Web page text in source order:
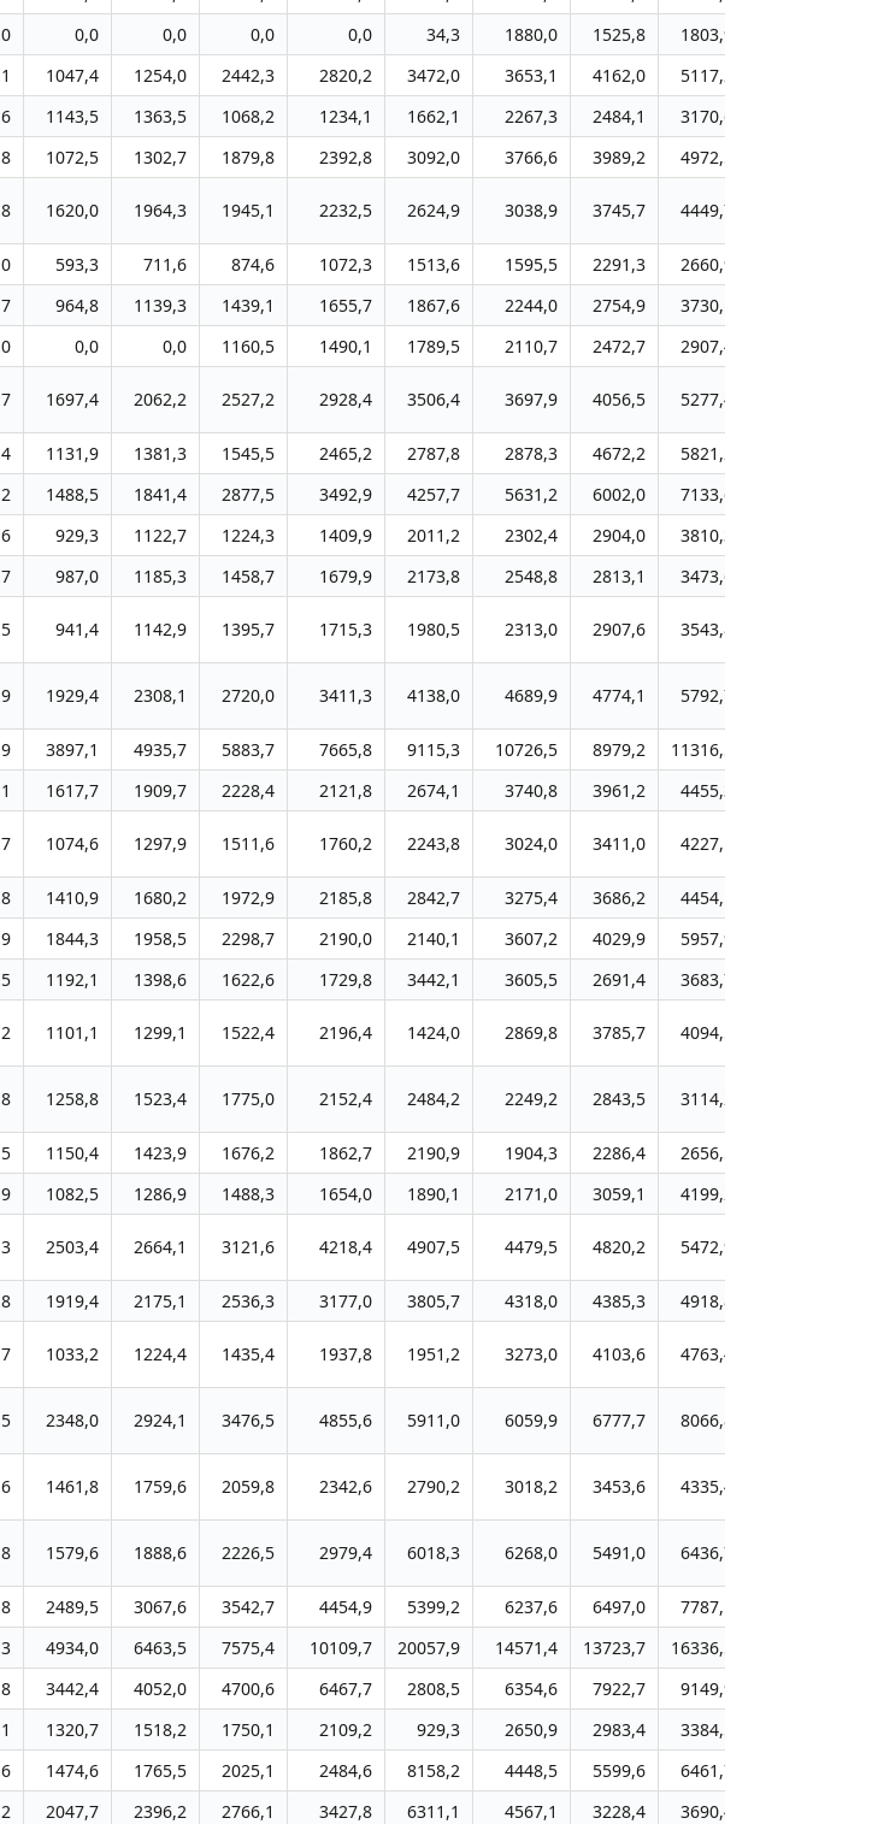
0,0 0,0 0,0 0,0 34,3 1880,0 1525,8 1803,9
1047,4 1254,0 2442,3 2820,2 3472,0 3653,1 4162,0 5117,2
1143,5 1363,5 1068,2 1234,1 1662,1 2267,3 2484,1 3170,6
1072,5 1302,7 1879,8 2392,8 3092,0 3766,6 3989,2 4972,5
1620,0 1964,3 1945,1 2232,5 2624,9 3038,9 3745,7 4449,7
593,3 711,6 874,6 1072,3 1513,6 1595,5 2291,3 2660,9
964,8 1139,3 1439,1 1655,7 1867,6 2244,0 2754,9 3730,1
0,0 0,0 1160,5 1490,1 1789,5 2110,7 2472,7 2907,4
1697,4 2062,2 2527,2 2928,4 3506,4 3697,9 4056,5 5277,4
1131,9 1381,3 1545,5 2465,2 2787,8 2878,3 4672,2 5821,2
1488,5 1841,4 2877,5 3492,9 4257,7 5631,2 6002,0 7133,6
929,3 1122,7 1224,3 1409,9 2011,2 2302,4 2904,0 3810,3
987,0 1185,3 1458,7 1679,9 2173,8 2548,8 2813,1 3473,6
941,4 1142,9 1395,7 1715,3 1980,5 2313,0 2907,6 3543,8
1929,4 2308,1 2720,0 3411,3 4138,0 4689,9 4774,1 5792,7
3897,1 4935,7 5883,7 7665,8 9115,3 10726,5 8979,2 11316,5
1617,7 1909,7 2228,4 2121,8 2674,1 3740,8 3961,2 4455,3
1074,6 1297,9 1511,6 1760,2 2243,8 3024,0 3411,0 4227,1
1410,9 1680,2 1972,9 2185,8 2842,7 3275,4 3686,2 4454,1
1844,3 1958,5 2298,7 2190,0 2140,1 3607,2 4029,9 5957,9
1192,1 1398,6 1622,6 1729,8 3442,1 3605,5 2691,4 3683,7
1101,1 1299,1 1522,4 2196,4 1424,0 2869,8 3785,7 4094,5
1258,8 1523,4 1775,0 2152,4 2484,2 2249,2 2843,5 3114,2
1150,4 1423,9 1676,2 1862,7 2190,9 1904,3 2286,4 2656,5
1082,5 1286,9 1488,3 1654,0 1890,1 2171,0 3059,1 4199,2
2503,4 2664,1 3121,6 4218,4 4907,5 4479,5 4820,2 5472,9
1919,4 2175,1 2536,3 3177,0 3805,7 4318,0 4385,3 4918,8
1033,2 1224,4 1435,4 1937,8 1951,2 3273,0 4103,6 4763,4
2348,0 2924,1 3476,5 4855,6 5911,0 6059,9 6777,7 8066,8
1461,8 1759,6 2059,8 2342,6 2790,2 3018,2 3453,6 4335,4
1579,6 1888,6 2226,5 2979,4 6018,3 6268,0 5491,0 6436,7
2489,5 3067,6 3542,7 4454,9 5399,2 6237,6 6497,0 7787,1
4934,0 6463,5 7575,4 10109,7 20057,9 14571,4 13723,7 16336,5
3442,4 4052,0 4700,6 6467,7 2808,5 6354,6 7922,7 9149,9
1320,7 1518,2 1750,1 2109,2 929,3 2650,9 2983,4 3384,5
1474,6 1765,5 2025,1 2484,6 8158,2 4448,5 5599,6 6461,7
2047,7 2396,2 2766,1 3427,8 6311,1 4567,1 3228,4 3690,4